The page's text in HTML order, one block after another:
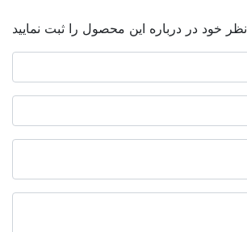
نظر خود در درباره این محصول را ثبت نمایید